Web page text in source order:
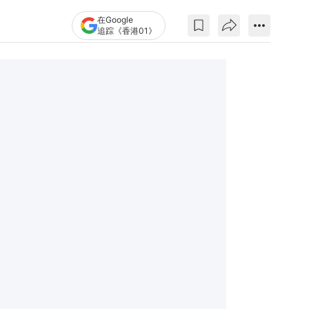
在Google
追踪《香港01》